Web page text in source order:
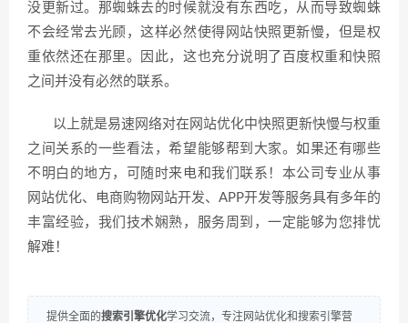
没更新过。那蜘蛛去的时候就没有东西吃，从而导致蜘蛛
不会经常去光顾，这样必然使得网站快照更新慢，但是权
重依然还在那里。因此，这也充分说明了百度权重和快照
之间并没有必然的联系。
以上就是易速网络对在网站优化中快照更新快慢与权重
之间关系的一些看法，希望能够帮到大家。如果还有哪些
不明白的地方，可随时来电和我们联系！本公司专业从事
网站优化、电商购物网站开发、APP开发等服务具有多年的
丰富经验，我们技术娴熟，服务周到，一定能够为您排忧
解难！
提供全面的搜索引擎优化学习交流，专注网站优化和搜索引擎营